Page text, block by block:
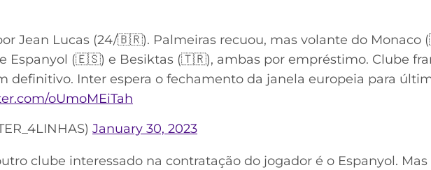
Jean Lucas (24/🇧🇷). Palmeiras recuou, mas volante do Monaco
Espanyol (🇪🇸) e Besiktas (🇹🇷), ambas por empréstimo. Clube
definitivo. Inter espera o fechamento da janela europeia para
oUmoMEiTah
January 30, 2023
clube interessado na contratação do jogador é o Espanyol.